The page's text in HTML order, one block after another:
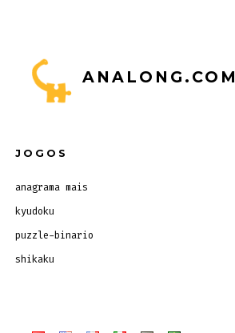
ANALONG.COM
JOGOS
anagrama mais
kyudoku
puzzle-binario
shikaku